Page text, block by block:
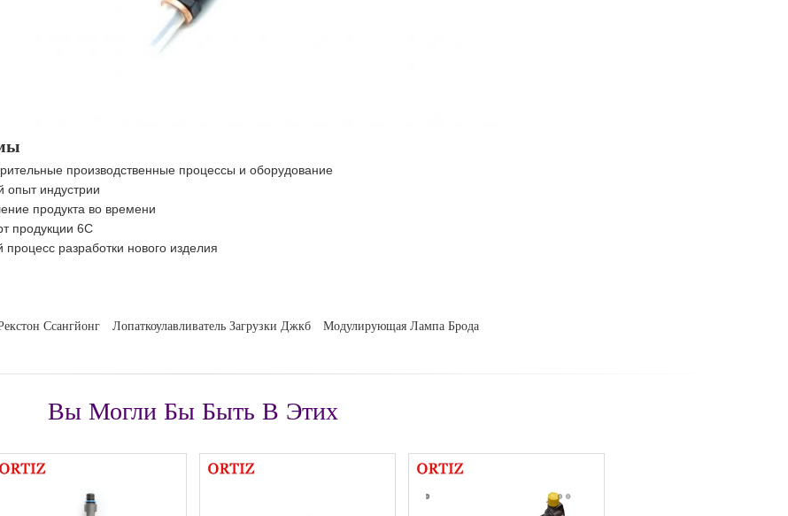
производственные процессы и оборудование
опыт индустрии
продукта во времени
продукции 6С
процесс разработки нового изделия
Ссангйонг Лопаткоулавливатель Загрузки Джкб Модулирующая Лампа Брода
Вы Могли Бы Быть В Этих